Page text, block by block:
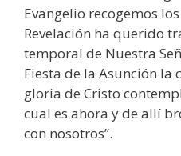
Evangelio recogemos
Revelación ha querido
temporal de Nuestra
Fiesta de la Asunción la
gloria de Cristo
cual es ahora y de allí
con nosotros”.